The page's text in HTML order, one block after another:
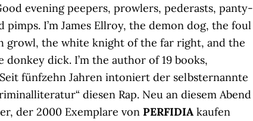
evening peepers, prowlers, pederasts, panty-
pimps. I’m James Ellroy, the demon dog, the foul
growl, the white knight of the far right, and the
dick. I’m the author of 19 books,
fünfzehn Jahren intoniert der selbsternannte
diesen Rap. Neu an diesem Abend
der 2000 Exemplare von PERFIDIA kaufen